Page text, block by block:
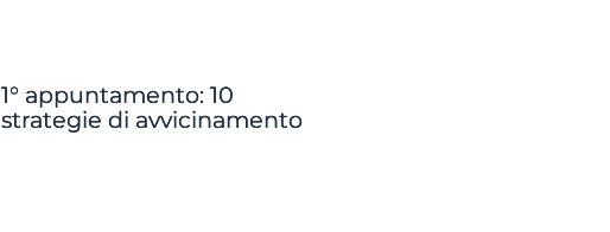
1° appuntamento: 10
strategie di avvicinamento